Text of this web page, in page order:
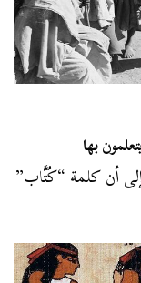
بها
أن كلمة “كُتَّاب”